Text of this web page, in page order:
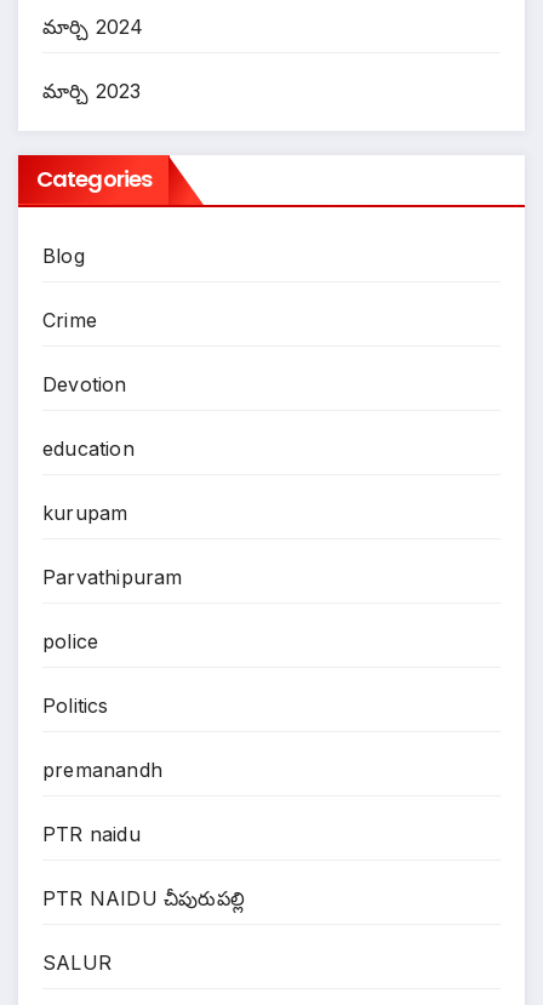
మార్చి 2024
మార్చి 2023
Categories
Blog
Crime
Devotion
education
kurupam
Parvathipuram
police
Politics
premanandh
PTR naidu
PTR NAIDU చీపురుపల్లి
SALUR